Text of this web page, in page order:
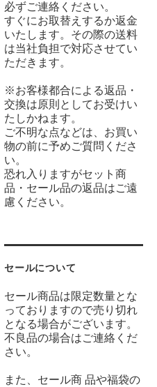
必ずご連絡ください。
すぐにお取替えするか返金
いたします。その際の送料
は当社負担で対応させてい
ただきます。
※お客様都合による返品・
交換は原則としてお受けい
たしかねます。
ご不明な点などは、お買い
物の前に予めご質問くださ
い。
恐れ入りますがセット商
品・セール品の返品はご遠
慮ください。
セールについて
セール商品は限定数量とな
っておりますので売り切れ
となる場合がございます。
不良品の場合はご連絡くだ
さい。
また、セール商 品や福袋の